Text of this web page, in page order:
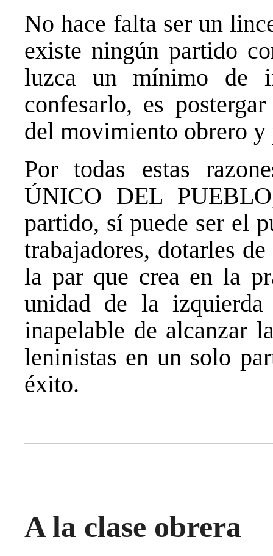
No hace falta ser un
existe ningún partido
luzca un mínimo de
confesarlo, es
del movimiento obrero y
Por todas estas
ÚNICO DEL
partido, sí puede ser el
trabajadores, dotarles
la par que crea en la
unidad de la
inapelable de alcanzar
leninistas en un solo
éxito.
A la clase obrera